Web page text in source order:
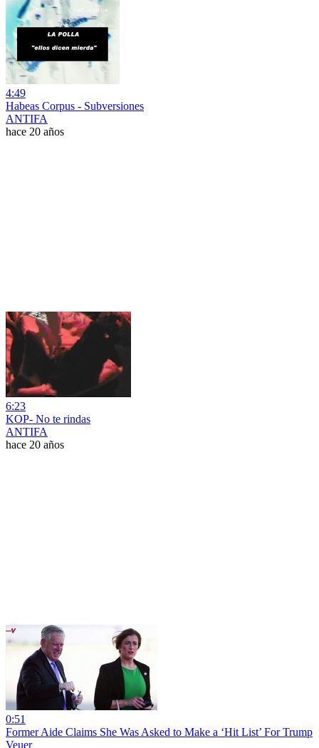
4:49
Habeas Corpus - Subversiones
ANTIFA
hace 20 años
6:23
KOP- No te rindas
ANTIFA
hace 20 años
0:51
Former Aide Claims She Was Asked to Make a ‘Hit List’ For Trump
Veuer